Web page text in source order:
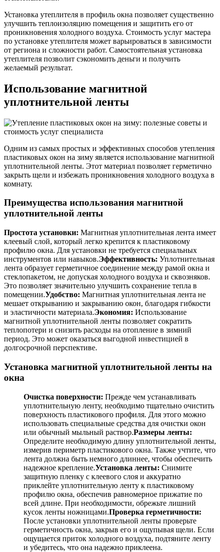
Установка утеплителя в профиль окна позволяет существенно
улучшить теплоизоляцию помещения и защитить его от
проникновения холодного воздуха. Стоимость услуг мастера
по установке утеплителя может варьироваться в зависимости
от региона и сложности работ. Самостоятельная установка
утеплителя позволит сэкономить деньги и получить
желаемый результат.
Использование магнитной
уплотнительной ленты
Одним из самых простых и эффективных способов утепления
пластиковых окон на зиму является использование магнитной
уплотнительной ленты. Этот материал позволяет герметично
закрыть щели и избежать проникновения холодного воздуха в
комнату.
Преимущества использования магнитной
уплотнительной ленты
Простота установки: Магнитная уплотнительная лента имеет
клеевый слой, который легко крепится к пластиковому
профилю окна. Для установки не требуется специальных
инструментов или навыков.Эффективность: Уплотнительная
лента образует герметичное соединение между рамой окна и
стеклопакетом, не допуская холодного воздуха и сквозняков.
Это позволяет значительно улучшить сохранение тепла в
помещении.Удобство: Магнитная уплотнительная лента не
мешает открыванию и закрыванию окон, благодаря гибкости
и эластичности материала.Экономия: Использование
магнитной уплотнительной ленты позволяет сократить
теплопотери и снизить расходы на отопление в зимний
период. Это может оказаться выгодной инвестицией в
долгосрочной перспективе.
Установка магнитной уплотнительной ленты на
окна
Очистка поверхности: Прежде чем устанавливать
уплотнительную ленту, необходимо тщательно очистить
поверхность пластикового профиля. Для этого можно
использовать специальные средства для очистки окон
или обычный мыльный раствор.Размеры ленты:
Определите необходимую длину уплотнительной ленты,
измерив периметр пластикового окна. Также учтите, что
лента должна быть немного длиннее, чтобы обеспечить
надежное крепление.Установка ленты: Снимите
защитную пленку с клеевого слоя и аккуратно
приклейте уплотнительную ленту к пластиковому
профилю окна, обеспечив равномерное прижатие по
всей длине. При необходимости, обрежьте лишний
кусок ленты ножницами.Проверка герметичности:
После установки уплотнительной ленты проверьте
герметичность окна, закрыв его и ощупывая щели. Если
ощущается приток холодного воздуха, подтяните ленту
и убедитесь, что она надежно приклеена.